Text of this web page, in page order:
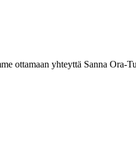
ottamaan yhteyttä Sanna Ora-